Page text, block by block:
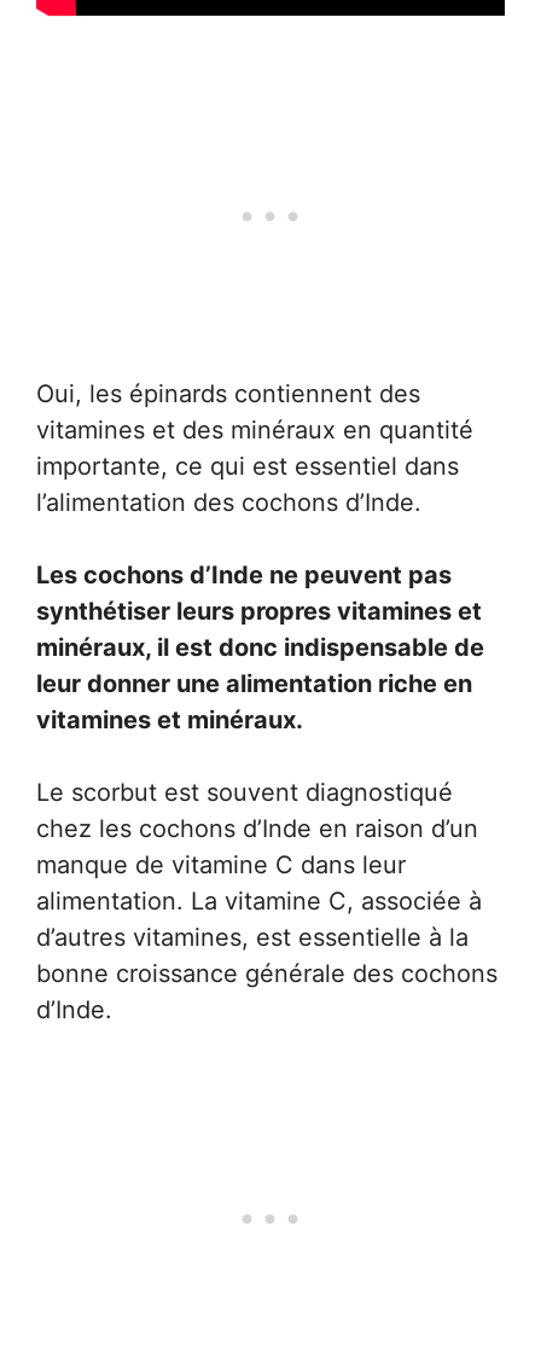
Oui, les épinards contiennent des
vitamines et des minéraux en quantité
importante, ce qui est essentiel dans
l’alimentation des cochons d’Inde.
Les cochons d’Inde ne peuvent pas
synthétiser leurs propres vitamines et
minéraux, il est donc indispensable de
leur donner une alimentation riche en
vitamines et minéraux.
Le scorbut est souvent diagnostiqué
chez les cochons d’Inde en raison d’un
manque de vitamine C dans leur
alimentation. La vitamine C, associée à
d’autres vitamines, est essentielle à la
bonne croissance générale des cochons
d’Inde.